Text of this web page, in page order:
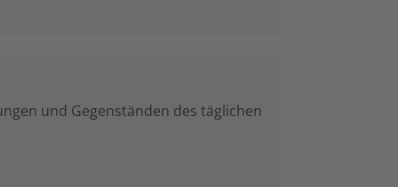
und Gegenständen des täglichen